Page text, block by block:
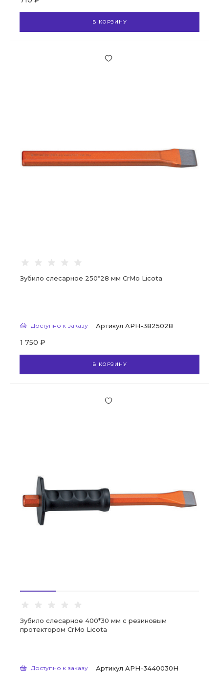
В КОРЗИНУ
Зубило слесарное 250*28 мм CrMo Licota
Доступно к заказу Артикул APH-3825028
1 750 ₽
В КОРЗИНУ
Зубило слесарное 400*30 мм с резиновым
протектором CrMo Licota
Доступно к заказу Артикул APH-3440030H